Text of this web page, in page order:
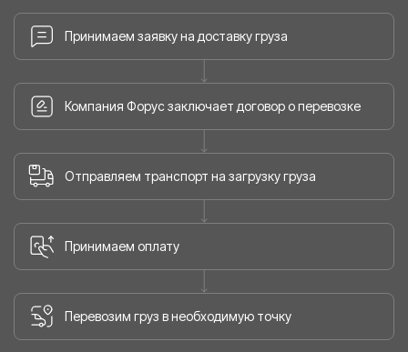
Принимаем заявку на доставку груза
Компания Форус заключает договор о перевозке
Отправляем транспорт на загрузку груза
Принимаем оплату
Перевозим груз в необходимую точку